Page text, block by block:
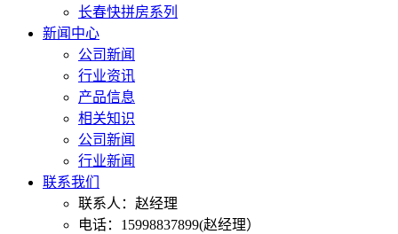
长春快拼房系列
新闻中心
公司新闻
行业资讯
产品信息
相关知识
公司新闻
行业新闻
联系我们
联系人：赵经理
电话：15998837899(赵经理）